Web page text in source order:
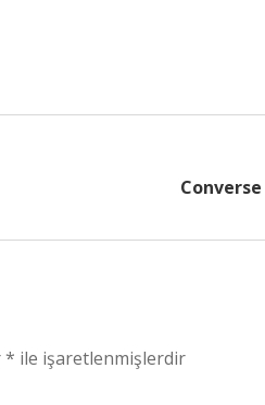
* ile işaretlenmişlerdir